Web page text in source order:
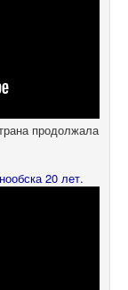
продолжала
20 лет.